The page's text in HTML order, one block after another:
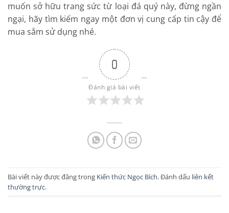
muốn sở hữu trang sức từ loại đá quý này, đừng ngần
ngại, hãy tìm kiếm ngay một đơn vị cung cấp tin cậy để
mua sắm sử dụng nhé.
0
Đánh giá bài viết
Bài viết này được đăng trong Kiến thức Ngọc Bích. Đánh dấu liên kết
thường trực.